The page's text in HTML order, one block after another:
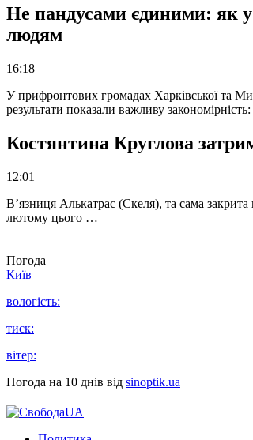
Не пандусами єдиними: як
людям
16:18
У прифронтових громадах Харківської та
результати показали важливу
Костянтина Круглова
12:01
В’язниця Алькатрас (Скеля), та сама
лютому цього …
Погода
Київ
вологість:
тиск:
вітер:
Погода на 10 днів від sinoptik.ua